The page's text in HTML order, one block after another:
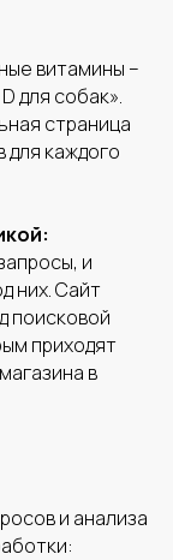
витамины –
для собак».
страница
для каждого
и
них. Сайт
поисковой
приходят
в
и анализа